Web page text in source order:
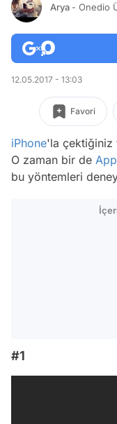
Arya - Onedio
12.05.2017 - 13:03
Favori
iPhone'la çektiğiniz
O zaman bir de
bu yöntemleri
#1